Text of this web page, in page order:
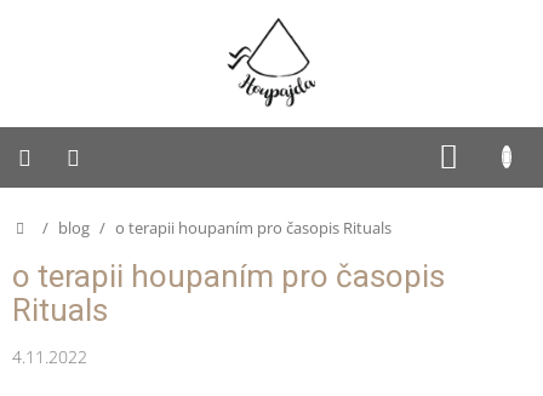
SUKNĚ
Dětská
Houpajda
Domů
/ blog / o terapii houpaním pro časopis Rituals
o terapii houpaním pro časopis
Rituals
4.11.2022